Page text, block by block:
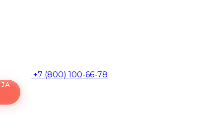
+7 (800) 100-66-78